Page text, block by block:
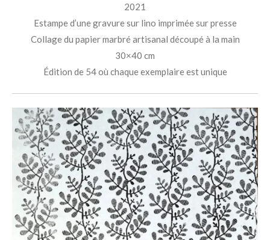
2021
Estampe d’une gravure sur lino imprimée sur presse
Collage du papier marbré artisanal découpé à la main
30×40 cm
Édition de 54 où chaque exemplaire est unique